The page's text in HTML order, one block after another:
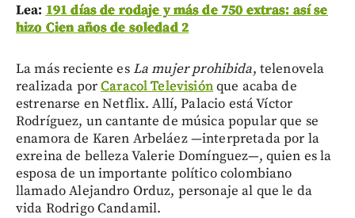
Lea: 191 días de rodaje y más de 750 extras: así se
hizo Cien años de soledad 2
La más reciente esLa mujer prohibida, telenovela
realizada porCaracol Televisiónque acaba de
estrenarse en Netflix. Allí, Palacio está Víctor
Rodríguez, un cantante de música popular que se
enamora de Karen Arbeláez —interpretada por la
exreina de belleza Valerie Domínguez—, quien es la
esposa de un importante político colombiano
llamado Alejandro Orduz, personaje al que le da
vida Rodrigo Candamil.